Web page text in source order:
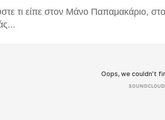
τι είπε στον Μάνο Παπαμακάριο,